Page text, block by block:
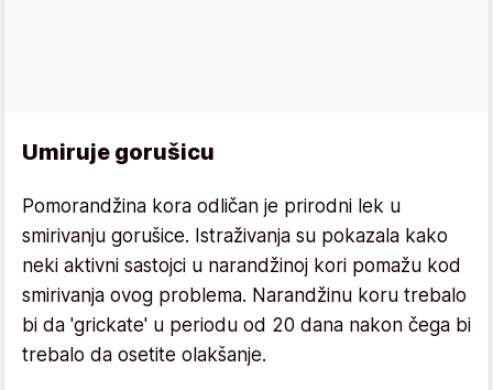
Umiruje gorušicu
Pomorandžina kora odličan je prirodni lek u
smirivanju gorušice. Istraživanja su pokazala kako
neki aktivni sastojci u narandžinoj kori pomažu kod
smirivanja ovog problema. Narandžinu koru trebalo
bi da 'grickate' u periodu od 20 dana nakon čega bi
trebalo da osetite olakšanje.